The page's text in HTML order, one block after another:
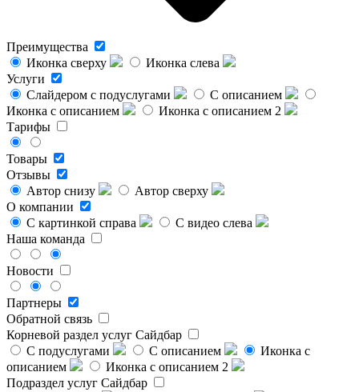
Преимущества
Иконка сверху
Иконка слева
Услуги
Слайдером с подуслугами
С описанием
Иконка с описанием
Иконка с описанием 2
Тарифы
Товары
Отзывы
Автор снизу
Автор сверху
О компании
С картинкой справа
С видео слева
Наша команда
Новости
Партнеры
Обратной связь
Корневой раздел услуг Сайдбар
С подуслугами
С описанием
Иконка с
описанием
Иконка с описанием 2
Подраздел услуг Сайдбар